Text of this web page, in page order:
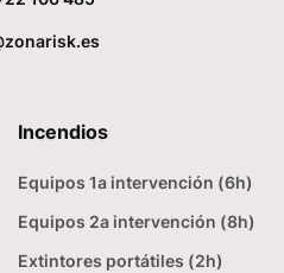
Incendios
Equipos 1a intervención (6h)
Equipos 2a intervención (8h)
Extintores portátiles (2h)